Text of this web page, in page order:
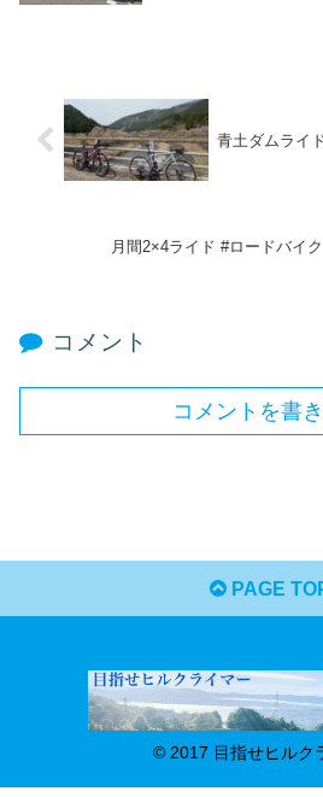
青土ダムライ
月間2×4ライド #ロードバイク
コメント
コメントを書
PAGE
© 2017 目指せヒルク